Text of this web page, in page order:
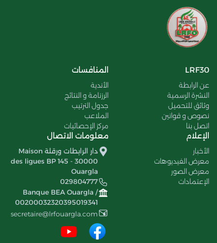
LRF30
عن الرابطة
النشرة الرسمية
وثائق للتحميل
نصوص و قوانين
اتصل بنا
المنافسات
الأندية
الرزنامة و النتائج
جدول الترتيب
الملاعب
مركز الإحصائيات
الإعلام
الأخبار
معرض الفيديوهات
معرض الصور
الإعتمادات
معلومات الاتصال
دار الرابطات ورقلة Maison
des ligues BP 145 - 30000
Ouargla
029804777
Banque BEA Ouargla /
00200032320395019341
secretaire@lrfouargla.com